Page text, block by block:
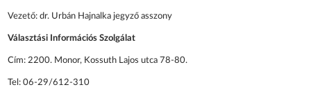
Vezető: dr. Urbán Hajnalka jegyző asszony
Választási Információs Szolgálat
Cím: 2200. Monor, Kossuth Lajos utca 78-80.
Tel: 06-29/612-310